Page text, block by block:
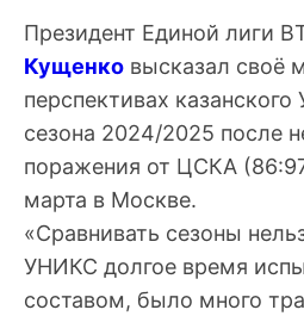
Президент Единой лиги
Кущенко высказал своё
перспективах
сезона 2024/2025 после
поражения от ЦСКА
марта в Москве.
«Сравнивать сезоны
УНИКС долгое время
составом, было много